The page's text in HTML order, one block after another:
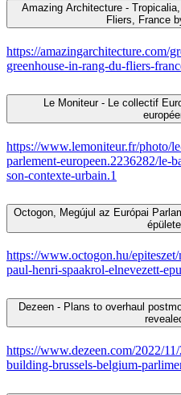
Amazing Architecture -
Fliers, France
https://amazingarchitecture.com/
greenhouse-in-rang-du-fliers-
Le Moniteur - Le collectif
https://www.lemoniteur.fr/photo/
parlement-europeen.2236282/le-
son-contexte-urbain.1
Octogon, Megújul az Európai
https://www.octogon.hu/
paul-henri-spaakrol-elnevezett-
Dezeen - Plans to overhaul
https://www.dezeen.com/2022/
building-brussels-belgium-